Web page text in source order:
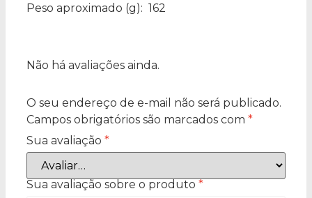
Peso aproximado (g): 162
Não há avaliações ainda.
O seu endereço de e-mail não será publicado.
Campos obrigatórios são marcados com *
Sua avaliação *
Sua avaliação sobre o produto *